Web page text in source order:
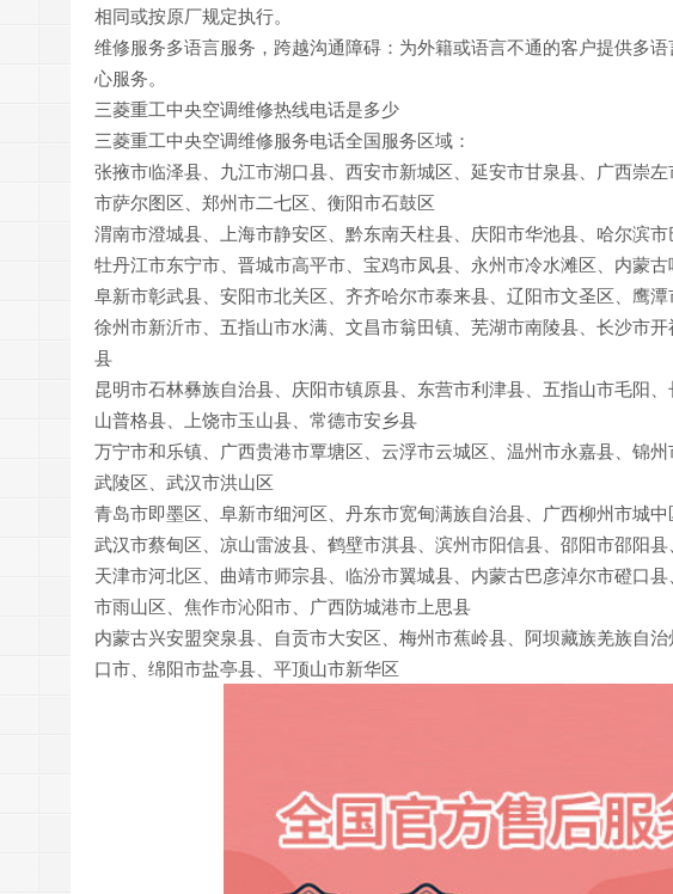
相同或按原厂规定执行。
维修服务多语言服务，跨越沟通障碍：为外籍或语言不通的客户提供多
心服务。
三菱重工中央空调维修热线电话是多少
三菱重工中央空调维修服务电话全国服务区域：
张掖市临泽县、九江市湖口县、西安市新城区、延安市甘泉县、广西崇
市萨尔图区、郑州市二七区、衡阳市石鼓区
渭南市澄城县、上海市静安区、黔东南天柱县、庆阳市华池县、哈尔滨
牡丹江市东宁市、晋城市高平市、宝鸡市凤县、永州市冷水滩区、内蒙
阜新市彰武县、安阳市北关区、齐齐哈尔市泰来县、辽阳市文圣区、鹰潭
徐州市新沂市、五指山市水满、文昌市翁田镇、芜湖市南陵县、长沙市
县
昆明市石林彝族自治县、庆阳市镇原县、东营市利津县、五指山市毛阳
山普格县、上饶市玉山县、常德市安乡县
万宁市和乐镇、广西贵港市覃塘区、云浮市云城区、温州市永嘉县、锦
武陵区、武汉市洪山区
青岛市即墨区、阜新市细河区、丹东市宽甸满族自治县、广西柳州市城
武汉市蔡甸区、凉山雷波县、鹤壁市淇县、滨州市阳信县、邵阳市邵阳
天津市河北区、曲靖市师宗县、临汾市翼城县、内蒙古巴彦淖尔市磴口
市雨山区、焦作市沁阳市、广西防城港市上思县
内蒙古兴安盟突泉县、自贡市大安区、梅州市蕉岭县、阿坝藏族羌族自
口市、绵阳市盐亭县、平顶山市新华区